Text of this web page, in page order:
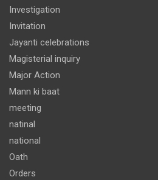
Investigation
Invitation
Jayanti celebrations
Magisterial inquiry
Major Action
Mann ki baat
meeting
natinal
national
Oath
Orders